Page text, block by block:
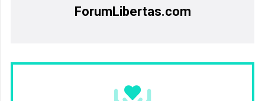
ForumLibertas.com